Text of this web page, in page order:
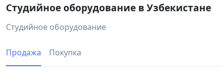
Студийное оборудование в Узбекистане
Студийное оборудование
Продажа Покупка